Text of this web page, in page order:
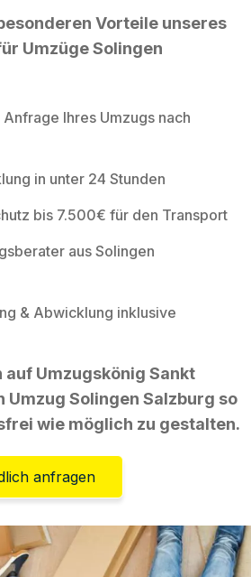
Vorteile unseres
Umzüge Solingen
Ihres Umzugs nach
in unter 24 Stunden
bis 7.500€ für den Transport
aus Solingen
& Abwicklung inklusive
auf Umzugskönig Sankt
Umzug Solingen Salzburg so
wie möglich zu gestalten.
anfragen